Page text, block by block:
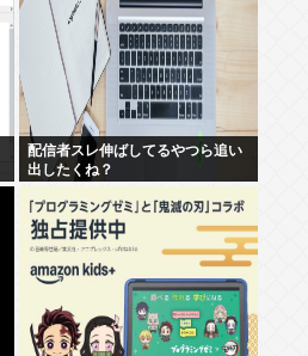
配信者スレ伸ばしてるやつら追い
出したくね？